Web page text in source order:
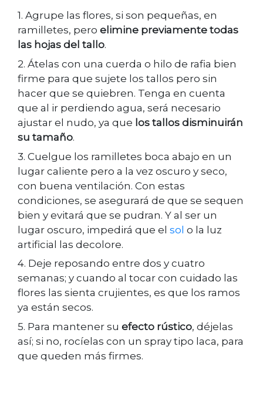
1. Agrupe las flores, si son pequeñas, en
ramilletes, pero elimine previamente todas
las hojas del tallo.
2. Átelas con una cuerda o hilo de rafia bien
firme para que sujete los tallos pero sin
hacer que se quiebren. Tenga en cuenta
que al ir perdiendo agua, será necesario
ajustar el nudo, ya que los tallos disminuirán
su tamaño.
3. Cuelgue los ramilletes boca abajo en un
lugar caliente pero a la vez oscuro y seco,
con buena ventilación. Con estas
condiciones, se asegurará de que se sequen
bien y evitará que se pudran. Y al ser un
lugar oscuro, impedirá que el sol o la luz
artificial las decolore.
4. Deje reposando entre dos y cuatro
semanas; y cuando al tocar con cuidado las
flores las sienta crujientes, es que los ramos
ya están secos.
5. Para mantener su efecto rústico, déjelas
así; si no, rocíelas con un spray tipo laca, para
que queden más firmes.